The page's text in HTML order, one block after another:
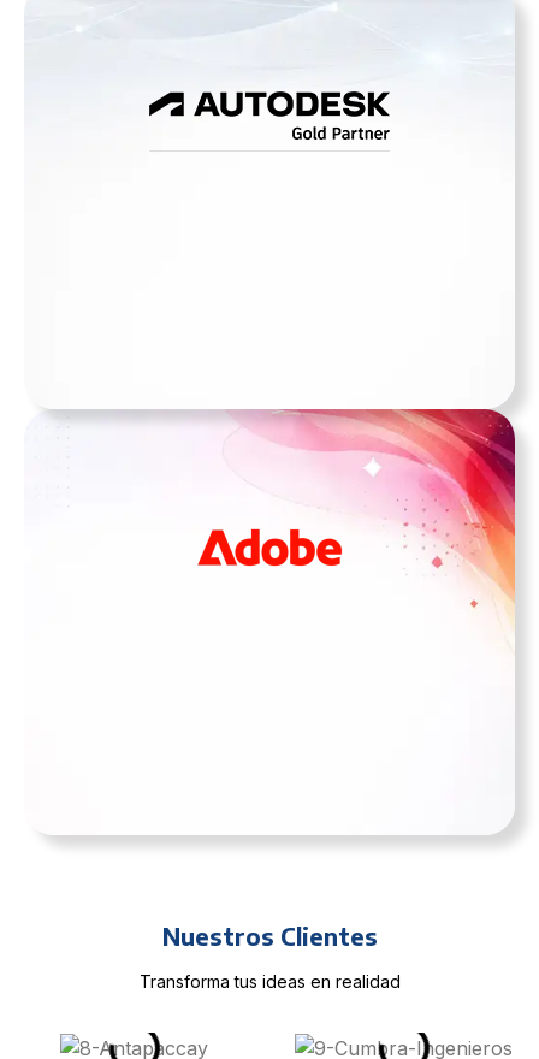
Productos Adobe
Diversas Soluciones
Productos Autodesk
Diversas Soluciones
Ver más
Diversas Soluciones
Ver más
Nuestros Clientes
Transforma tus ideas en realidad